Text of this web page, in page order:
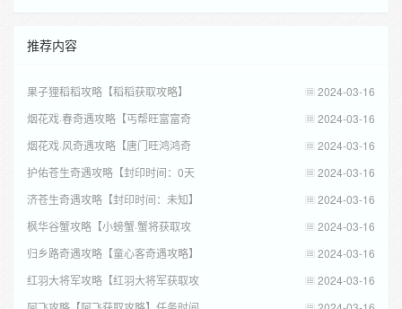
推荐内容
果子狸稻稻攻略【稻稻获取攻略】
2024-03-16
烟花戏·春奇遇攻略【丐帮旺富富奇
2024-03-16
烟花戏·风奇遇攻略【唐门旺鸿鸿奇
2024-03-16
护佑苍生奇遇攻略【封印时间：0天
2024-03-16
济苍生奇遇攻略【封印时间：未知】
2024-03-16
枫华谷蟹攻略【小螃蟹·蟹将获取攻
2024-03-16
归乡路奇遇攻略【童心客奇遇攻略】
2024-03-16
红羽大将军攻略【红羽大将军获取攻
2024-03-16